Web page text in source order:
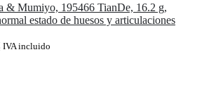
& Mumiyo, 195466 TianDe, 16.2 g,
estado de huesos y articulaciones
ElIVA incluido